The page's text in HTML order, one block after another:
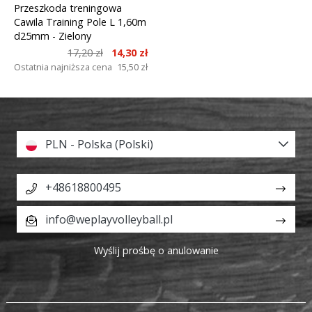
Przeszkoda treningowa
Cawila Training Pole L 1,60m
d25mm - Zielony
17,20 zł
14,30 zł
Ostatnia najniższa cena 15,50 zł
PLN - Polska (Polski)
+48618800495
info@weplayvolleyball.pl
Wyślij prośbę o anulowanie